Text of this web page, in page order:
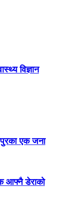
विज्ञान
एक जना
आफ्नै डेराको